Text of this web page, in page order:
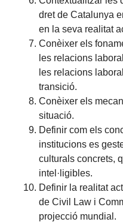
dret de Catalunya
en la seva realitat
Conèixer els
les relacions
les relacions
transició.
Conèixer els
situació.
Definir com els
institucions es
culturals concrets,
intel·ligibles.
Definir la realitat
de Civil Law i
projecció mundial.